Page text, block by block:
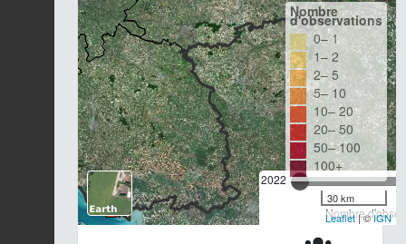
2022
Nombre
Nombre
d'observations
0– 1
1– 2
2– 5
5– 10
10– 20
20– 50
50– 100
100+
30 km
Leaflet| ©IGN